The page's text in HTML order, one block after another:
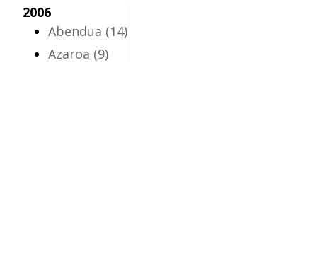
2006
Abendua (14)
Azaroa (9)